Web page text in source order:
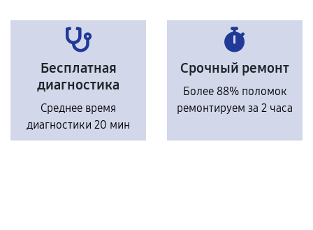
Бесплатная
диагностика
Среднее время
диагностики 20 мин
Срочный ремонт
Более 88% поломок
ремонтируем за 2 часа